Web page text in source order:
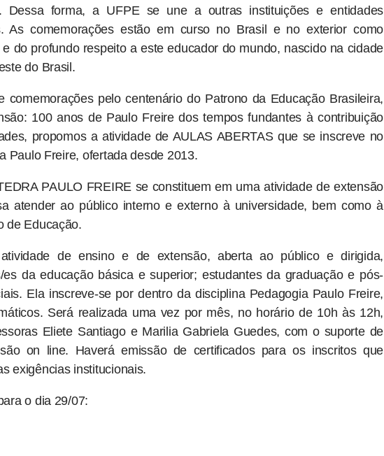
Dessa forma, a UFPE se une a outras instituições e entidades
As comemorações estão em curso no Brasil e no exterior como
do profundo respeito a este educador do mundo, nascido na cidade
do Brasil.
comemorações pelo centenário do Patrono da Educação Brasileira,
100 anos de Paulo Freire dos tempos fundantes à contribuição
propomos a atividade de AULAS ABERTAS que se inscreve no
Paulo Freire, ofertada desde 2013.
PAULO FREIRE se constituem em uma atividade de extensão
atender ao público interno e externo à universidade, bem como à
de Educação.
de ensino e de extensão, aberta ao público e dirigida,
es da educação básica e superior; estudantes da graduação e pós-
Ela inscreve-se por dentro da disciplina Pedagogia Paulo Freire,
Será realizada uma vez por mês, no horário de 10h às 12h,
Eliete Santiago e Marilia Gabriela Guedes, com o suporte de
on line. Haverá emissão de certificados para os inscritos que
exigências institucionais.
o dia 29/07: